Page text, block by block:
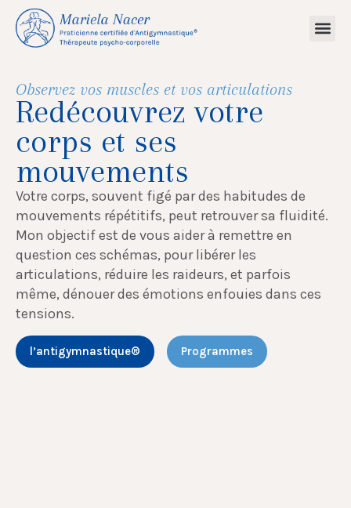
Observez vos muscles et vos articulations
Redécouvrez votre
corps et ses
mouvements
Votre corps, souvent figé par des habitudes de
mouvements répétitifs, peut retrouver sa fluidité.
Mon objectif est de vous aider à remettre en
question ces schémas, pour libérer les
articulations, réduire les raideurs, et parfois
même, dénouer des émotions enfouies dans ces
tensions.
l’antigymnastique® Programmes